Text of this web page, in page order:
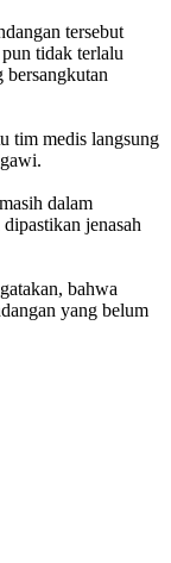
tersebut
tidak terlalu
bersangkutan
tim medis langsung
dalam
jenasah
bahwa
yang belum